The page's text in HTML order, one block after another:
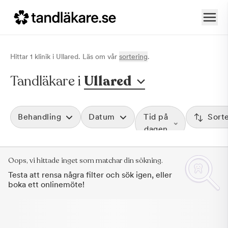
Hittar 1 klinik i Ullared. Läs om vår sortering.
Tandläkare i Ullared
Behandling Datum
Tid på
dagen
Oops, vi hittade inget som matchar din sökning.
Testa att rensa några filter och sök igen, eller
boka ett onlinemöte!